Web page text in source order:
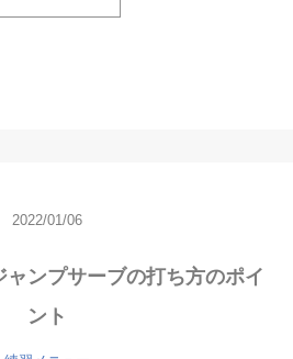
2022/01/06
ャンプサーブの打ち方のポイ
ント